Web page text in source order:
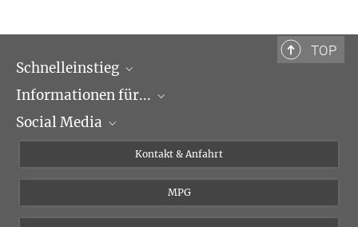
TOP
Schnelleinstieg
Forschungsgruppen
Veranstaltungen
Informationen für...
Journalisten
Doktoranden
Social Media
Linked in
Kontakt & Anfahrt
MPG